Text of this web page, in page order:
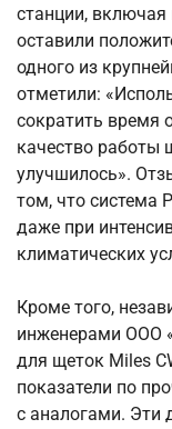
станции,
оставили
одного из
отметили:
сократить время
качество работы
улучшилось».
том, что система
даже при
климатических
Кроме того,
инженерами ООО
для щеток Miles
показатели по
с аналогами. Эти